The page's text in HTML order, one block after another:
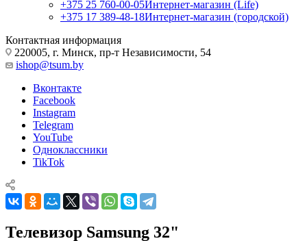
+375 25 760-00-05Интернет-магазин (Life)
+375 17 389-48-18Интернет-магазин (городской)
Контактная информация
220005, г. Минск, пр-т Независимости, 54
ishop@tsum.by
Вконтакте
Facebook
Instagram
Telegram
YouTube
Одноклассники
TikTok
Телевизор Samsung 32"